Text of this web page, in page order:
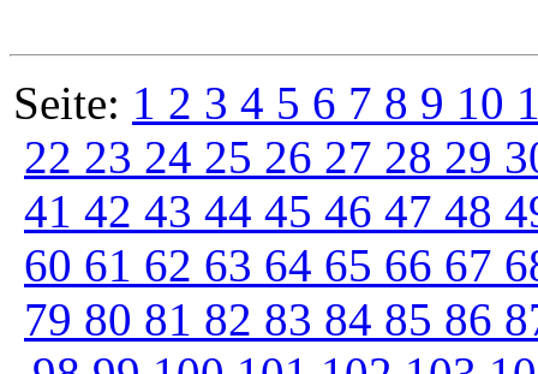
Seite: 1 2 3 4 5 6 7 8 9 10
22 23 24 25 26 27 28 29
41 42 43 44 45 46 47 48
60 61 62 63 64 65 66 67
79 80 81 82 83 84 85 86